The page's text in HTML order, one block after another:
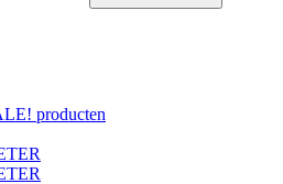
producten